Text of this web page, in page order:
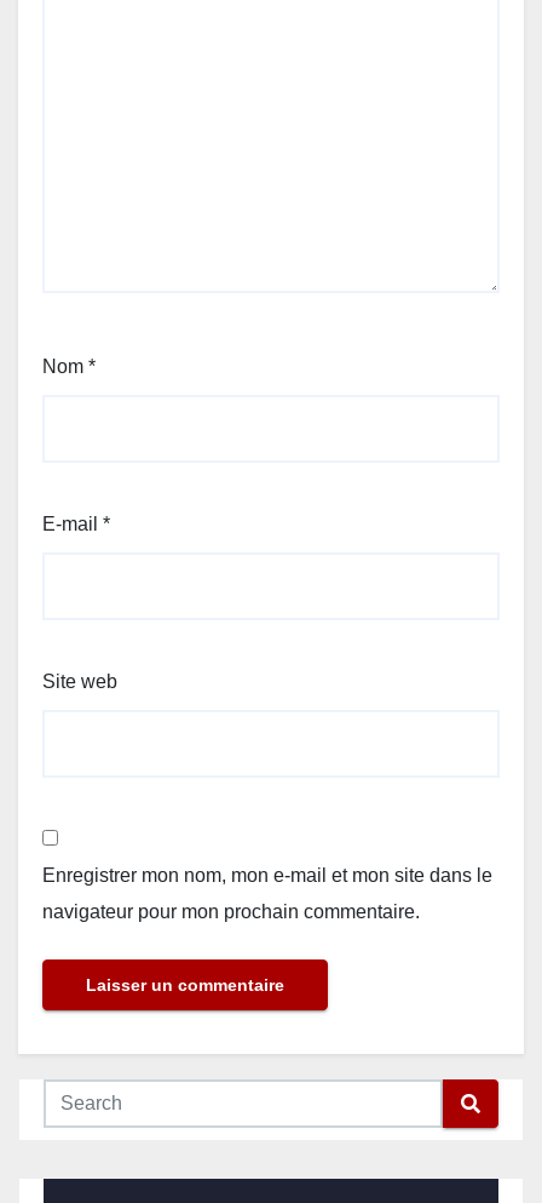
Nom *
E-mail *
Site web
Enregistrer mon nom, mon e-mail et mon site dans le
navigateur pour mon prochain commentaire.